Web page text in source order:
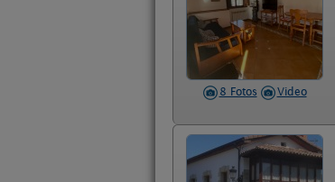
8 Fotos Video